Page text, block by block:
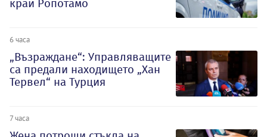
край Ропотамо
6 часа
„Възраждане“: Управляващите
са предали находището „Хан
Тервел“ на Турция
7 часа